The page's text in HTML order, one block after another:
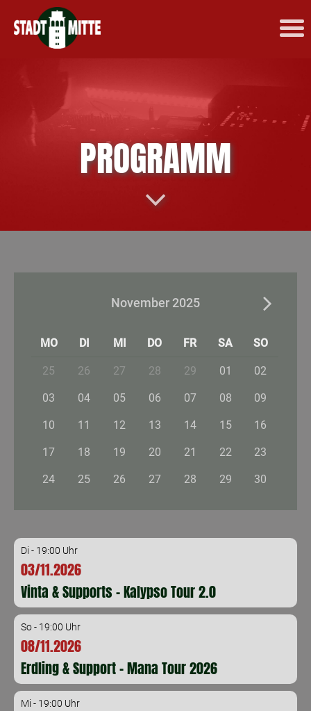
PROGRAMM
November 2025
MO DI MI DO FR SA SO
25 26 27 28 29 01 02
03 04 05 06 07 08 09
10 11 12 13 14 15 16
17 18 19 20 21 22 23
24 25 26 27 28 29 30
Di - 19:00 Uhr
03/11.2026
Vinta & Supports - Kalypso Tour 2.0
So - 19:00 Uhr
08/11.2026
Erdling & Support - Mana Tour 2026
Mi - 19:00 Uhr